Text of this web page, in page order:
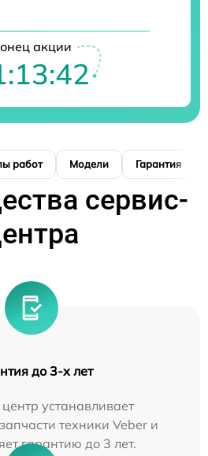
акции
работ Модели Гарантия
сервис-
до 3-х лет
устанавливает
техники Veber и
гарантию до 3 лет.